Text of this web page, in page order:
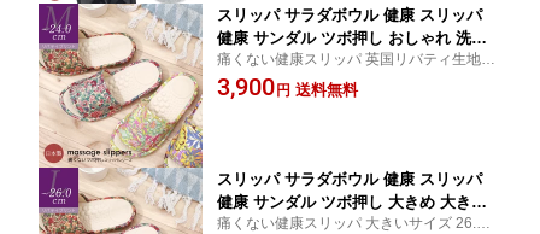
スリッパ サラダボウル 健康 スリッパ
健康 サンダル ツボ押し おしゃれ 洗え
るレディース Mサイズ 23.0 23.5 24.0 足
痛くない 足裏 マッサージ 血流 ギフト
痛くない健康スリッパ 英国リバティ生地使
用 高級感がありギフトに最適 船見 室内履
き
3,900 円 送料無料
スリッパ サラダボウル 健康 スリッパ
健康 サンダル ツボ押し 大きめ 大きい
サイズ おしゃれ 洗えるレディース Lサ
痛くない健康スリッパ 大きいサイズ 26.0ま